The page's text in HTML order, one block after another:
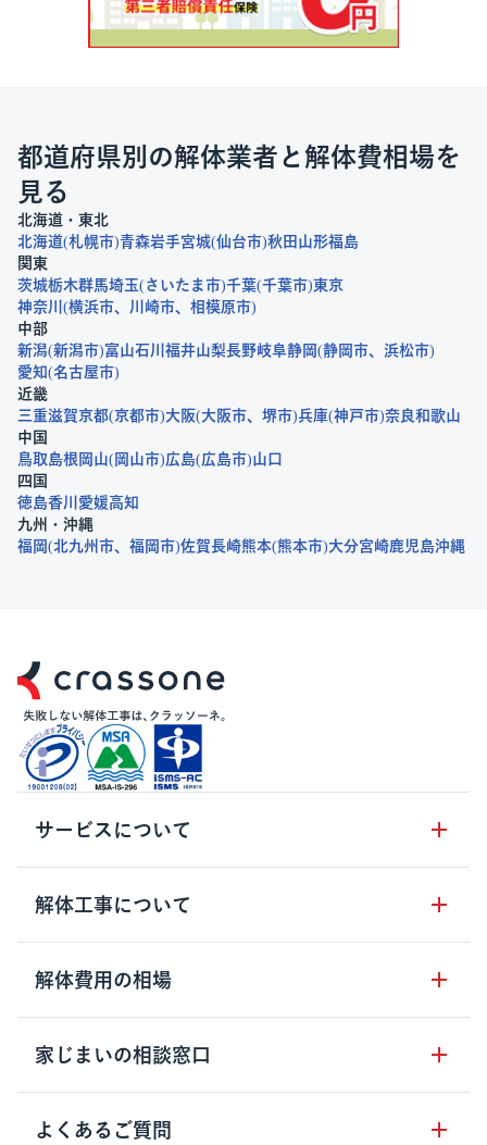
都道府県別の解体業者と解体費相場を
見る
北海道・東北
北海道 札幌市 青森岩手宮城 仙台市 秋田 山形福島
関東
茨城栃木群馬埼玉 さいたま市 千葉 千葉市 東京
神奈川
横浜市 川崎市
相模原市
中部
新潟 新潟市 富山石川 福井山梨長野岐阜静岡 静岡市
浜松市
愛知 名古屋市
近畿
三重滋賀京都 京都市 大阪 大阪市 堺市 兵庫 神戸市 奈良和歌山
中国
鳥取 島根 岡山 岡山市 広島 広島市 山口
四国
徳島香川 愛媛高知
九州・沖縄
福岡 北九州市 福岡市 佐賀長崎熊本 熊本市 大分宮崎鹿児島沖縄
サービスについて
サービスの流れ
サービスのメリット
クラッソーネの自治体連携
解体工事について
解体工事の基礎知識
解体工事に関わる法律
用語集
解体費用の相場
木造住宅の相場
鉄骨造住宅の相場
RC造住宅の相場
家じまいの相談窓口
家じまいの相談窓口
よくあるご質問